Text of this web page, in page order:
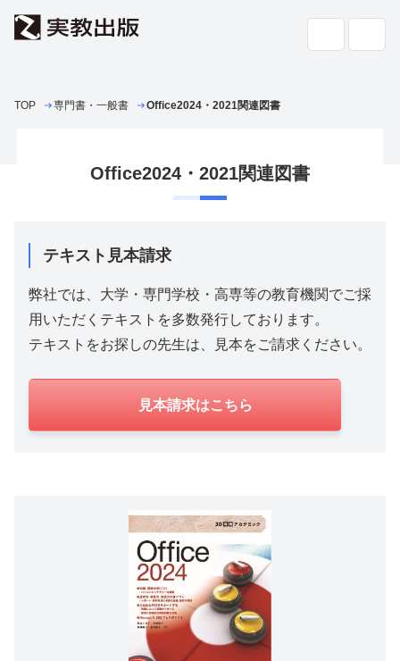
高校教科書・副教材
書店の方へ
会社案内
採用情報
よくあるご質問・お問い合わせ
個人情報・特定個人情報の取り扱い
教科書採択の公正確保に関する基本方針
TOP 専門書・一般書 Office2024・2021関連図書
Office2024・2021関連図書
テキスト見本請求
弊社では、大学・専門学校・高専等の教育機関でご採
用いただくテキストを多数発行しております。
テキストをお探しの先生は、見本をご請求ください。
見本請求はこちら